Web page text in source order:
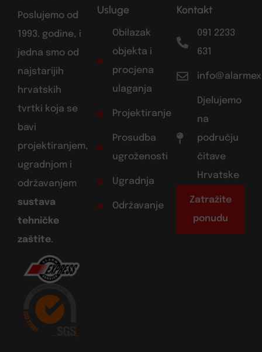
Poslujemo od
1993. godine, i
jedna smo od
najstarijih
hrvatskih
tvrtki koja se
bavi
projektiranjem,
ugradnjom i
održavanjem
sustava
tehničke
zaštite.
Usluge
Obilazak
objekta i
procjena
ulaganja
Projektiranje
Prosudba
ugroženosti
Ugradnja
Održavanje
Kontakt
091 2233
631
Djelujemo
na
području
čitave
Hrvatske
Zatražite
ponudu